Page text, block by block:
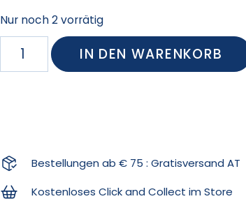
Nur noch 2 vorrätig
IN DEN WARENKORB
Bestellungen ab € 75 : Gratisversand AT
Kostenloses Click and Collect im Store